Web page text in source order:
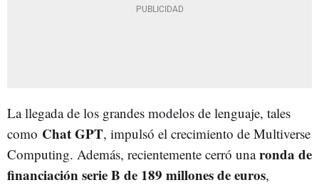
La llegada de los grandes modelos de lenguaje, tales
como Chat GPT, impulsó el crecimiento de Multiverse
Computing. Además, recientemente cerró unaronda de
financiación serie B de 189 millones de euros,